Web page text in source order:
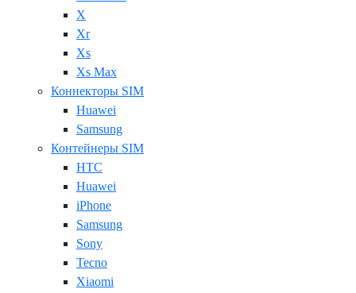
X
Xr
Xs
Xs Max
Коннекторы SIM
Huawei
Samsung
Контейнеры SIM
HTC
Huawei
iPhone
Samsung
Sony
Tecno
Xiaomi